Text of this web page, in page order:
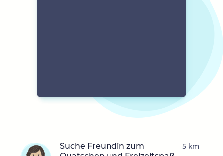
Suche Freundin zum
5 km